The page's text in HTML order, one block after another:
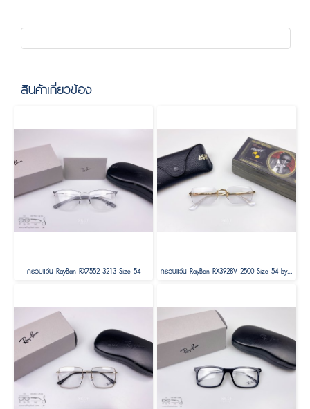
สินค้าเกี่ยวข้อง
กรอบแว่น RayBan RX7552 3213 Size 54 กรอบแว่น RayBan RX3928V 2500 Size 54 by A$AP ASAP Rocky